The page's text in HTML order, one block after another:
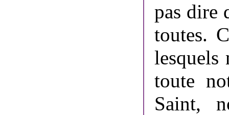
pas dire
toutes.
lesquels
toute
Saint,